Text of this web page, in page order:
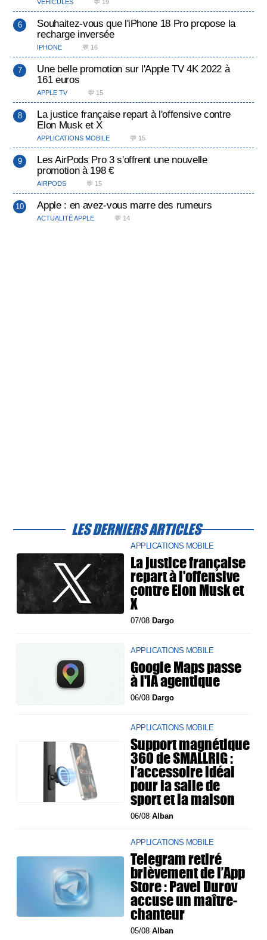
VÉHICULES 💬 19
Souhaitez-vous que l'iPhone 18 Pro propose la
recharge inversée
IPHONE 💬 16
Une belle promotion sur l'Apple TV 4K 2022 à
161 euros
APPLE TV 💬 15
La justice française repart à l'offensive contre
Elon Musk et X
APPLICATIONS MOBILE 💬 15
Les AirPods Pro 3 s'offrent une nouvelle
promotion à 198 €
AIRPODS 💬 15
Apple : en avez-vous marre des rumeurs
ACTUALITÉ APPLE 💬 14
LES DERNIERS ARTICLES
APPLICATIONS MOBILE
La justice française
repart à l'offensive
contre Elon Musk et
X
07/08 Dargo
APPLICATIONS MOBILE
Google Maps passe
à l'IA agentique
06/08 Dargo
APPLICATIONS MOBILE
Support magnétique
360 de SMALLRIG :
l’accessoire idéal
pour la salle de
sport et la maison
06/08Alban
APPLICATIONS MOBILE
Telegram retiré
brièvement de l’App
Store : Pavel Durov
accuse un maître-
chanteur
05/08Alban